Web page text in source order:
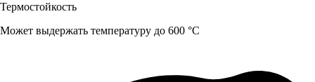
Термостойкость
Может выдержать температуру до 600 °C